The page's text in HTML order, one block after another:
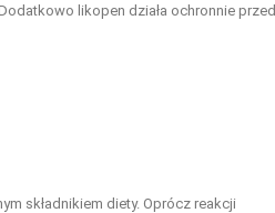
likopen działa ochronnie przed
składnikiem diety. Oprócz reakcji